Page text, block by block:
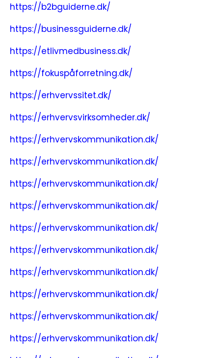
https://b2bguiderne.dk/
https://businessguiderne.dk/
https://etlivmedbusiness.dk/
https://fokuspåforretning.dk/
https://erhvervssitet.dk/
https://erhvervsvirksomheder.dk/
https://erhvervskommunikation.dk/
https://erhvervskommunikation.dk/
https://erhvervskommunikation.dk/
https://erhvervskommunikation.dk/
https://erhvervskommunikation.dk/
https://erhvervskommunikation.dk/
https://erhvervskommunikation.dk/
https://erhvervskommunikation.dk/
https://erhvervskommunikation.dk/
https://erhvervskommunikation.dk/